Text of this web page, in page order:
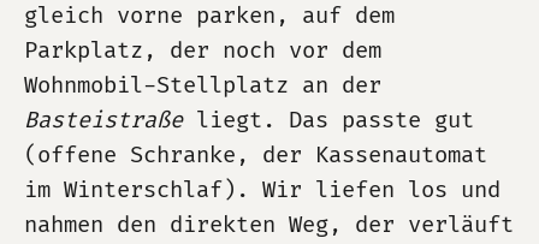
gleich vorne parken, auf dem
Parkplatz, der noch vor dem
Wohnmobil-Stellplatz an der
Basteistraßeliegt. Das passte gut
(offene Schranke, der Kassenautomat
im Winterschlaf). Wir liefen los und
nahmen den direkten Weg, der verläuft